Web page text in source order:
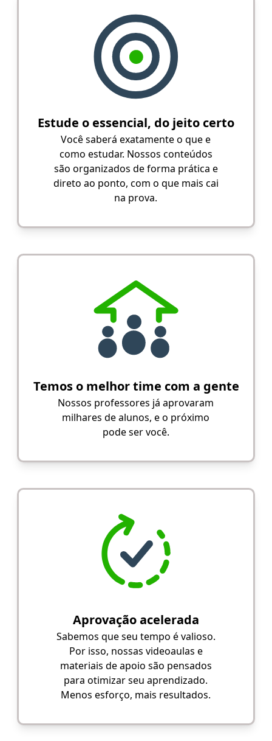
Estude o essencial, do jeito certo
Você saberá exatamente o que e
como estudar. Nossos conteúdos
são organizados de forma prática e
direto ao ponto, com o que mais cai
na prova.
Temos o melhor time com a gente
Nossos professores já aprovaram
milhares de alunos, e o próximo
pode ser você.
Aprovação acelerada
Sabemos que seu tempo é valioso.
Por isso, nossas videoaulas e
materiais de apoio são pensados
para otimizar seu aprendizado.
Menos esforço, mais resultados.